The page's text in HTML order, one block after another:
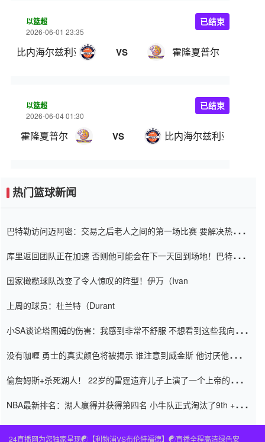
以篮超
2026-06-01 23:35
比内海尔兹利亚 VS 霍隆夏普尔
已结束
以篮超
2026-06-04 01:30
霍隆夏普尔 VS 比内海尔兹利亚
已结束
热门篮球新闻
巴特勒访问迈阿密：交易之后老人之间的第一场比赛 要解决热情的
库里返回团队正在加速 否则他可能会在下一天回到场地！巴特勒迈
国家橄榄球队改变了令人惊叹的阵型！伊万（Ivan
上周的球员：杜兰特（Durant
小SA谈论塔图姆的伤害：我感到非常不舒服 不想看到这些我向他
没有咖喱 勇士的真实颜色将被揭示 谁注意到威金斯 他讨厌他的老
偷詹姆斯+杀死湖人！ 22岁的雷霆遗弃儿子上演了一个上帝的剧
NBA最新排名：湖人赢得并获得第四名 小牛队正式淘汰了9th + 76
24直播网为您独家呈现☯️【利物浦VS布伦特福德】☯️直播全程高清绿色安